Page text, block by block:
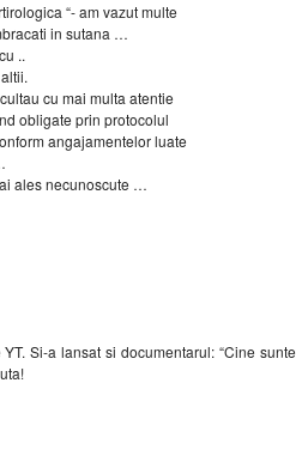
“- am vazut multe
in sutana …
..
cu mai multa atentie
obligate prin protocolul
angajamentelor luate
ales necunoscute …
Si-a lansat si documentarul: “Cine